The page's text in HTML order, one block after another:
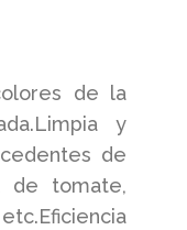
de la
y
de
de tomate,